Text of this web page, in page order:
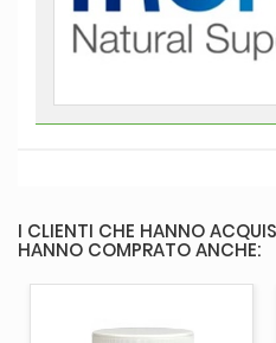
I CLIENTI CHE HANNO
HANNO COMPRATO ANCHE: